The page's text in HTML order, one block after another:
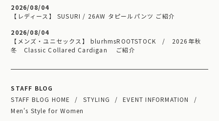
2026/08/04
【レディース】 SUSURI / 26AW タピールパンツ ご紹介
2026/08/04
【メンズ・ユニセックス】 blurhmsROOTSTOCK / 2026年秋
冬 Classic Collared Cardigan ご紹介
STAFF BLOG
STAFF BLOG HOME
STYLING
EVENT INFORMATION
Men's Style for Women